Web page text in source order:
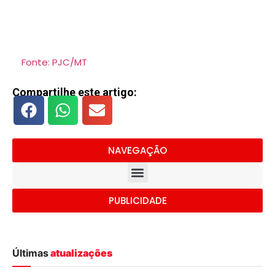
Fonte: PJC/MT
Compartilhe este artigo:
NAVEGAÇÃO
PUBLICIDADE
Últimasatualizações